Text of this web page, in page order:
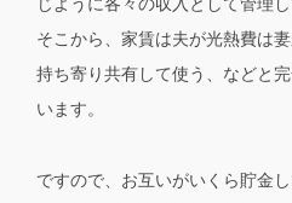
そこから、家賃は夫が光熱費は
持ち寄り共有して使う、などと
います。
ですので、お互いがいくら貯金